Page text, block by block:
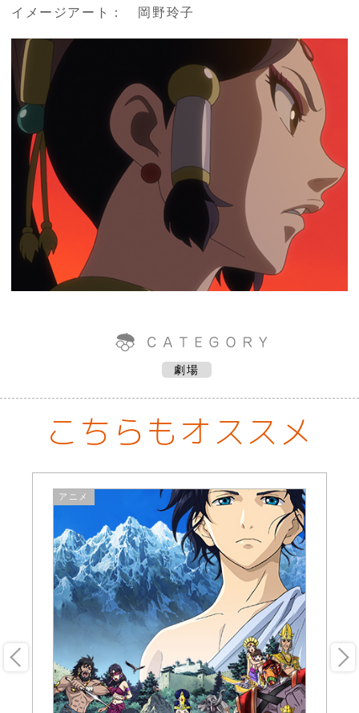
イメージアート： 岡野玲子
劇場
こちらもオススメ
アニメ